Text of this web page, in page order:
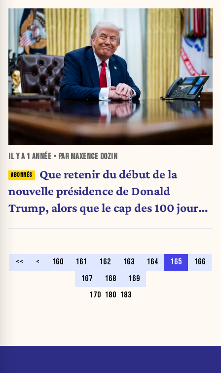
IL Y A 1 ANNÉE • PAR MAXENCE DOZIN
Que retenir du début de la
nouvelle présidence de Donald
Trump, alors que le cap des 100 jours
<< < 160 161 162 163 164 165
166
167
168
169
170 180 183